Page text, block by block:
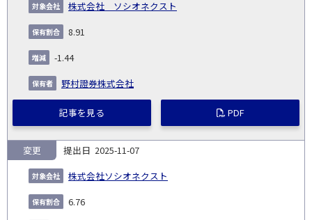
株式会社 ソシオネクスト
8.91
-1.44
野村證券株式会社
記事を見る PDF
2025-11-07
株式会社ソシオネクスト
変更
6.76